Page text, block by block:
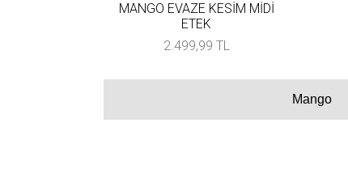
MANGO EVAZE KESİM MİDİ
ETEK
2.499,99 TL
Mango